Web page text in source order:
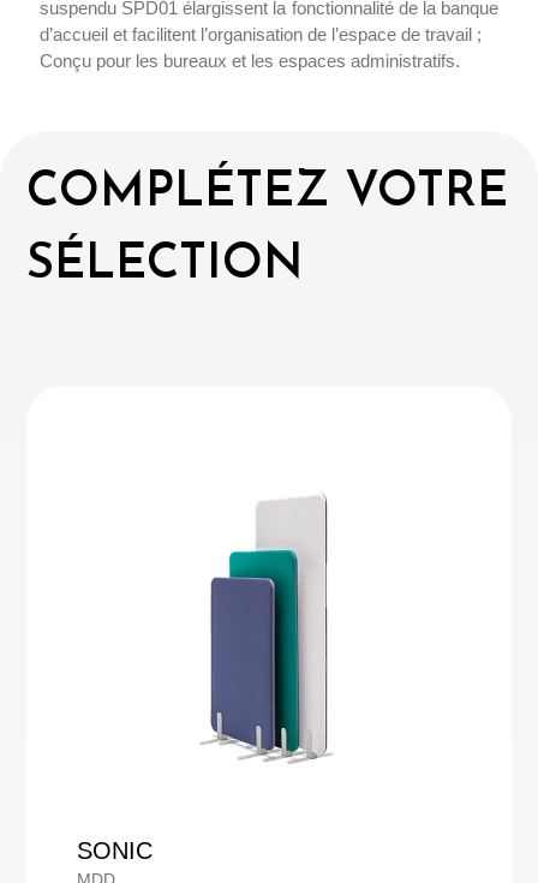
suspendu SPD01 élargissent la fonctionnalité de la banque
d’accueil et facilitent l’organisation de l’espace de travail ;
Conçu pour les bureaux et les espaces administratifs.
COMPLÉTEZ VOTRE
SÉLECTION
SONIC